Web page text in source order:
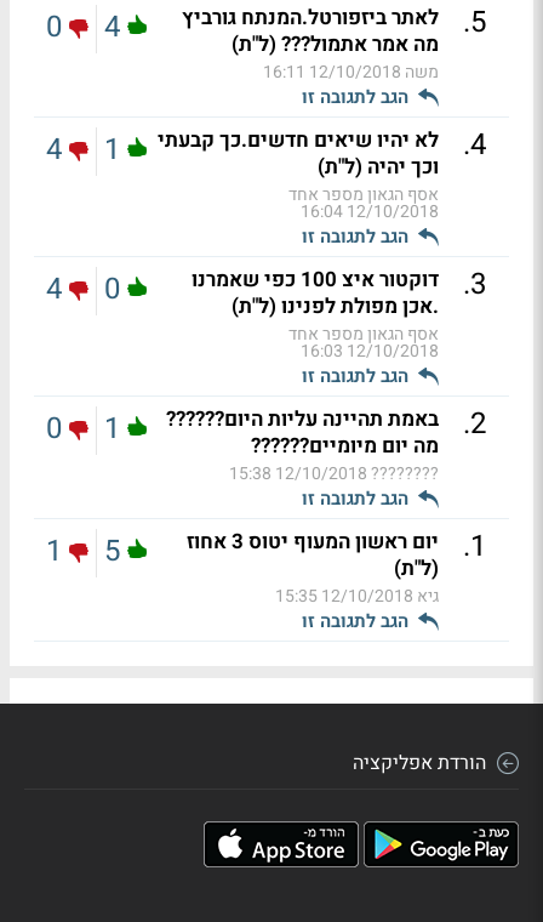
5
.
לאתר ביזפורטל.המנתח גורביץ
מה אמר אתמול??? (ל"ת)
משה 12/10/2018 16:11
הגב לתגובה זו
4
0
4
.
לא יהיו שיאים חדשים.כך קבעתי
וכך יהיה (ל"ת)
אסף הגאון מספר אחד
12/10/2018 16:04
הגב לתגובה זו
1
4
3
.
דוקטור איצ 100 כפי שאמרנו
.אכן מפולת לפנינו (ל"ת)
אסף הגאון מספר אחד
12/10/2018 16:03
הגב לתגובה זו
0
4
2
.
באמת תהיינה עליות היום??????
מה יום מיומיים??????
????????
12/10/2018 15:38
הגב לתגובה זו
1
0
1
.
יום ראשון המעוף יטוס 3 אחוז
(ל"ת)
גיא 12/10/2018 15:35
הגב לתגובה זו
5
1
הורדת אפליקציה